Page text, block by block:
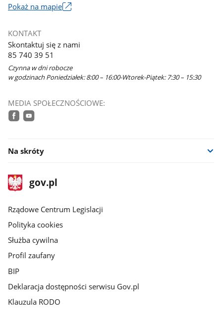
Pokaż na mapieLink
nowym
KONTAKT
Skontaktuj się z nami
85 740 39 51
Czynna w dni robocze
w godzinach Poniedziałek: 8:00 – 16:00-Wtorek-Piątek: 7:30 – 15:30
MEDIA SPOŁECZNOŚCIOWE:
Na skróty
stopka
gov.plStrona
gov.pl
Rządowe Centrum Legislacji
Polityka cookies
Służba cywilna
Profil zaufany
BIP
Deklaracja dostępności serwisu Gov.pl
Klauzula RODO